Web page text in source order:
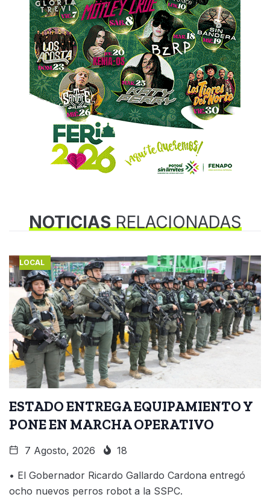
NOTICIASRELACIONADAS
LOCAL
ESTADO ENTREGA EQUIPAMIENTO Y
PONE EN MARCHA OPERATIVO
7 Agosto, 2026 18
• El Gobernador Ricardo Gallardo Cardona entregó
ocho nuevos perros robot a la SSPC.